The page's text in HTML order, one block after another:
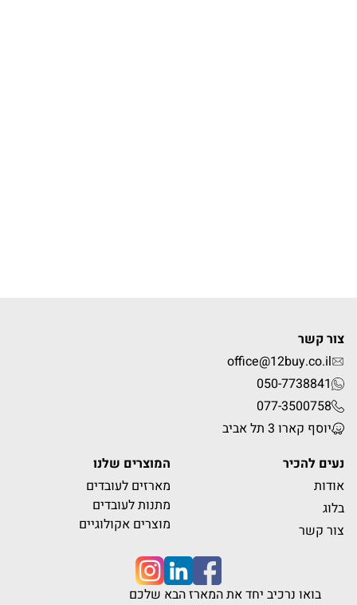
צור קשר
office@12buy.co.il
050-7738841
077-3500758
יוסף קארו 3 תל אביב
נעים להכיר
אודות
בלוג
צור קשר
המוצרים שלנו
מארזים לעובדים
מתנות לעובדים
מוצרים אקולוגיים
בואו נרכיב יחד את המארז הבא שלכם